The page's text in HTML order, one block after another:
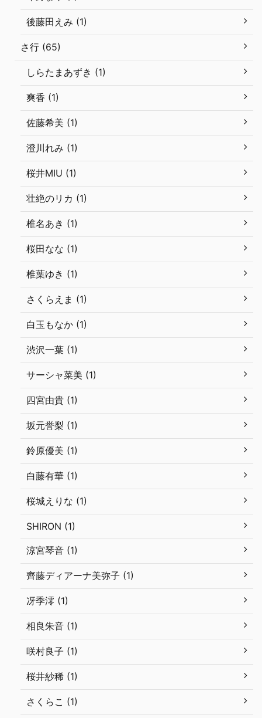
後藤田えみ (1)
さ行 (65)
しらたまあずき (1)
爽香 (1)
佐藤希美 (1)
澄川れみ (1)
桜井MIU (1)
壮絶のリカ (1)
椎名あき (1)
桜田なな (1)
椎葉ゆき (1)
さくらえま (1)
白玉もなか (1)
渋沢一葉 (1)
サーシャ菜美 (1)
四宮由貴 (1)
坂元誉梨 (1)
鈴原優美 (1)
白藤有華 (1)
桜城えりな (1)
SHIRON (1)
涼宮琴音 (1)
齊藤ディアーナ美弥子 (1)
冴季澪 (1)
相良朱音 (1)
咲村良子 (1)
桜井紗稀 (1)
さくらこ (1)